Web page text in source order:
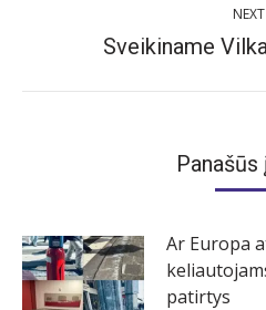
NEXT
Sveikiname
Panašūs
Ar Europa
patirtys